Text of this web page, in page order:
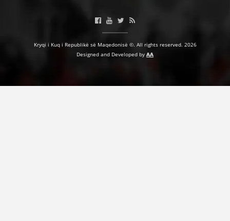
Kryqi i Kuq i Republikë së Maqedonisë ©. All rights reserved. 2026
Designed and Developed by AA